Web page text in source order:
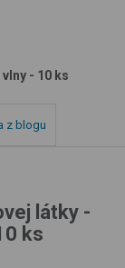
- 10 ks
z blogu
látky -
ks